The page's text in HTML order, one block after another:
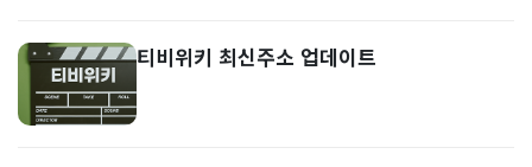
티비위키 최신주소 업데이트